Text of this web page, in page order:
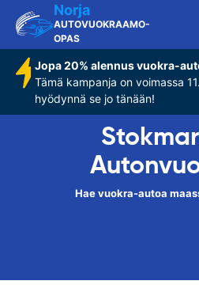
Norja
AUTOVUOKRAAMO-
OPAS
Jopa 20% alennus vuokra-
Tämä kampanja on voimassa
hyödynnä se jo tänään!
Hae vuokra-autoa